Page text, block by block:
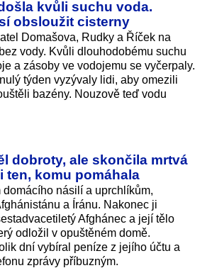
kvůli suchu voda.
obsloužit cisterny
Domašova, Rudky a Říček na
vody. Kvůli dlouhodobému suchu
a zásoby ve vodojemu se vyčerpaly.
týden vyzývaly lidi, aby omezili
bazény. Nouzově teď vodu
dobroty, ale skončila mrtvá
ten, komu pomáhala
domácího násilí a uprchlíkům,
a Íránu. Nakonec ji
Afghánec a její tělo
odložil v opuštěném domě.
dní vybíral peníze z jejího účtu a
zprávy příbuzným.